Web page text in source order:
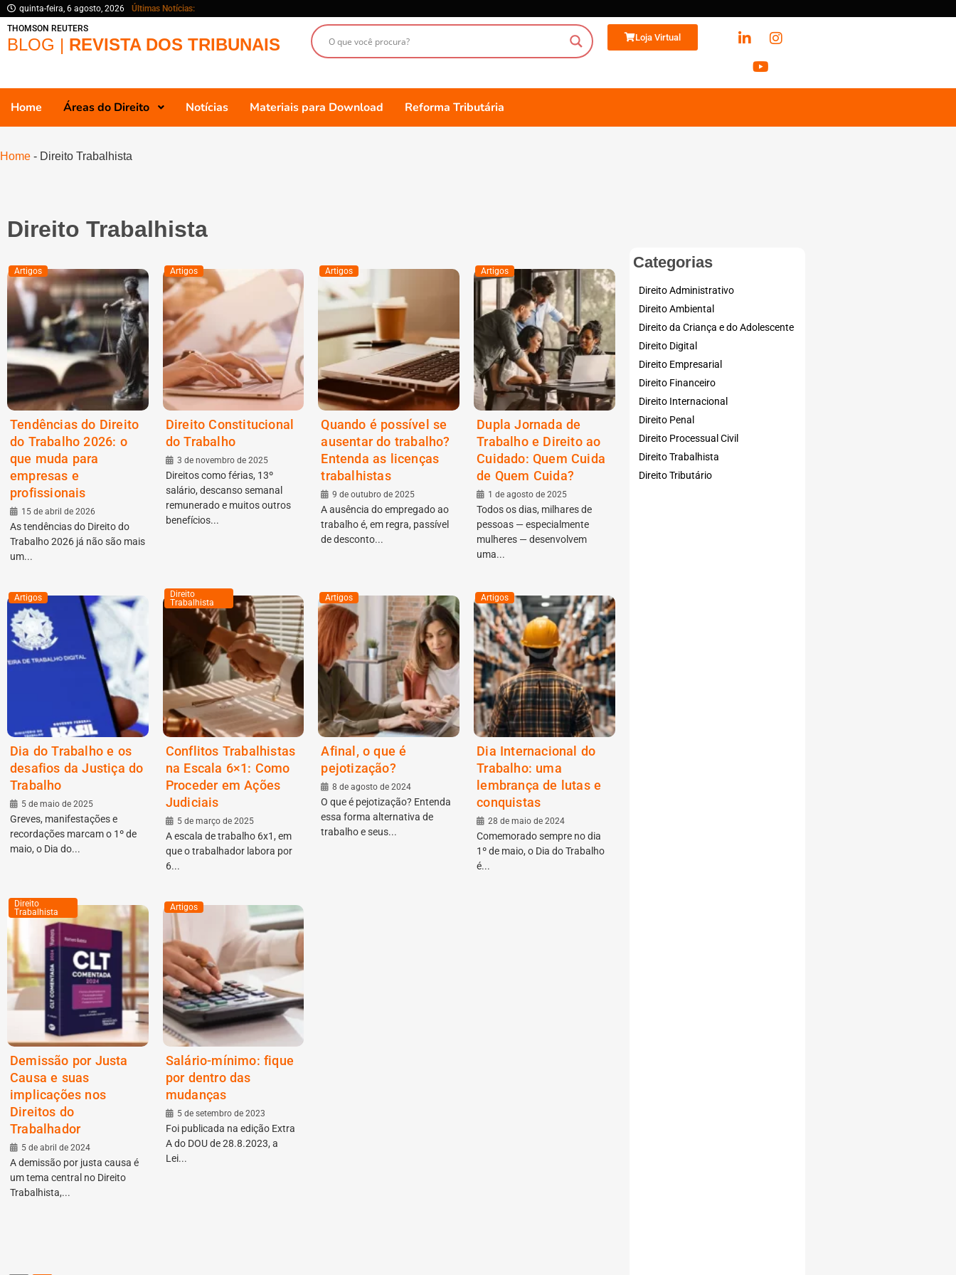
quinta-feira, 6 agosto, 2026
Últimas Notícias:
THOMSON REUTERS
BLOG | REVISTA DOS TRIBUNAIS Loja Virtual
Home Áreas do Direito Notícias Materiais para Download Reforma Tributária
Home - Direito Trabalhista
Direito Trabalhista
Artigos
Tendências do Direito
do Trabalho 2026: o
que muda para
empresas e
profissionais
15 de abril de 2026
As tendências do Direito do
Trabalho 2026 já não são mais
um...
Artigos
Direito Constitucional
do Trabalho
3 de novembro de 2025
Direitos como férias, 13º
salário, descanso semanal
remunerado e muitos outros
benefícios...
Artigos
Quando é possível se
ausentar do trabalho?
Entenda as licenças
trabalhistas
9 de outubro de 2025
A ausência do empregado ao
trabalho é, em regra, passível
de desconto...
Artigos
Dupla Jornada de
Trabalho e Direito ao
Cuidado: Quem Cuida
de Quem Cuida?
1 de agosto de 2025
Todos os dias, milhares de
pessoas — especialmente
mulheres — desenvolvem
uma...
Artigos
Dia do Trabalho e os
desafios da Justiça do
Trabalho
5 de maio de 2025
Greves, manifestações e
recordações marcam o 1º de
maio, o Dia do...
Direito
Trabalhista
Conflitos Trabalhistas
na Escala 6×1: Como
Proceder em Ações
Judiciais
5 de março de 2025
A escala de trabalho 6x1, em
que o trabalhador labora por
6...
Artigos
Afinal, o que é
pejotização?
8 de agosto de 2024
O que é pejotização? Entenda
essa forma alternativa de
trabalho e seus...
Artigos
Dia Internacional do
Trabalho: uma
lembrança de lutas e
conquistas
28 de maio de 2024
Comemorado sempre no dia
1º de maio, o Dia do Trabalho
é...
Direito
Trabalhista
Demissão por Justa
Causa e suas
implicações nos
Direitos do
Trabalhador
5 de abril de 2024
A demissão por justa causa é
um tema central no Direito
Trabalhista,...
Artigos
Salário-mínimo: fique
por dentro das
mudanças
5 de setembro de 2023
Foi publicada na edição Extra
A do DOU de 28.8.2023, a
Lei...
Categorias
Direito Administrativo
Direito Ambiental
Direito da Criança e do Adolescente
Direito Digital
Direito Empresarial
Direito Financeiro
Direito Internacional
Direito Penal
Direito Processual Civil
Direito Trabalhista
Direito Tributário